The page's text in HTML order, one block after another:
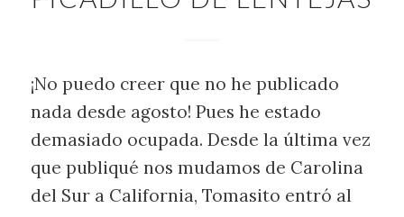
¡No puedo creer que no he publicado
nada desde agosto! Pues he estado
demasiado ocupada. Desde la última vez
que publiqué nos mudamos de Carolina
del Sur a California, Tomasito entró al